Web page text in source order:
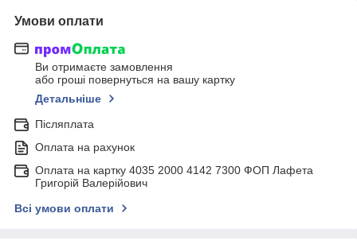
Умови оплати
Ви отримаєте замовлення
або гроші повернуться на вашу картку
Детальніше
Післяплата
Оплата на рахунок
Оплата на картку 4035 2000 4142 7300 ФОП Лафета
Григорій Валерійович
Всі умови оплати